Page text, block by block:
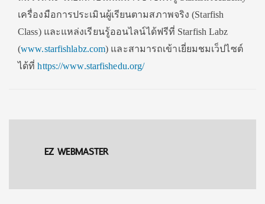
เครื่องมือการประเมินผู้เรียนตามสภาพจริง (Starfish
Class) และแหล่งเรียนรู้ออนไลน์ได้ฟรีที่ Starfish Labz
(www.starfishlabz.com) และสามารถเข้าเยี่ยมชมเว็ปไซต์
ได้ที่https://www.starfishedu.org/
EZ WEBMASTER